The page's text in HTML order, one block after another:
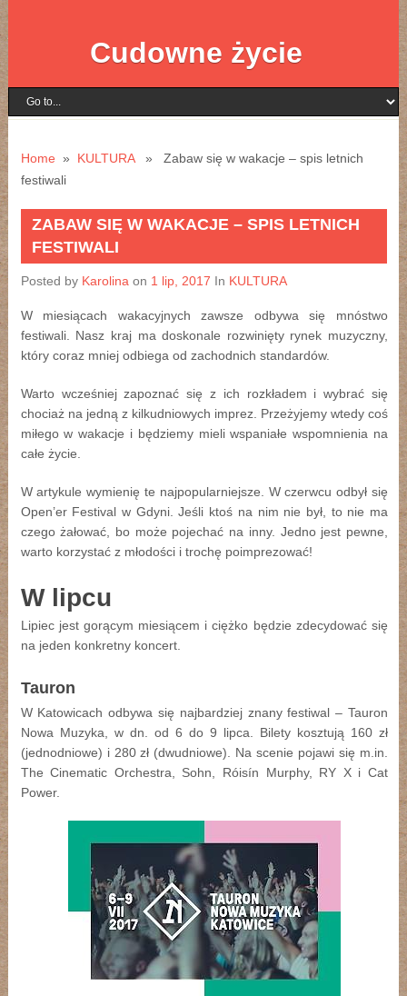
Cudowne życie
Home » KULTURA» Zabaw się w wakacje – spis letnich
festiwali
ZABAW SIĘ W WAKACJE – SPIS LETNICH
FESTIWALI
Posted by Karolina on 1 lip, 2017 In KULTURA
W miesiącach wakacyjnych zawsze odbywa się mnóstwo
festiwali. Nasz kraj ma doskonale rozwinięty rynek muzyczny,
który coraz mniej odbiega od zachodnich standardów.
Warto wcześniej zapoznać się z ich rozkładem i wybrać się
chociaż na jedną z kilkudniowych imprez. Przeżyjemy wtedy coś
miłego w wakacje i będziemy mieli wspaniałe wspomnienia na
całe życie.
W artykule wymienię te najpopularniejsze. W czerwcu odbył się
Open’er Festival w Gdyni. Jeśli ktoś na nim nie był, to nie ma
czego żałować, bo może pojechać na inny. Jedno jest pewne,
warto korzystać z młodości i trochę poimprezować!
W lipcu
Lipiec jest gorącym miesiącem i ciężko będzie zdecydować się
na jeden konkretny koncert.
Tauron
W Katowicach odbywa się najbardziej znany festiwal – Tauron
Nowa Muzyka, w dn. od 6 do 9 lipca. Bilety kosztują 160 zł
(jednodniowe) i 280 zł (dwudniowe). Na scenie pojawi się m.in.
The Cinematic Orchestra, Sohn, Róisín Murphy, RY X i Cat
Power.